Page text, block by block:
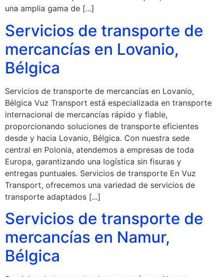
una amplia gama de [...]
Servicios de transporte de
mercancías en Lovanio,
Bélgica
Servicios de transporte de mercancías en Lovanio,
Bélgica Vuz Transport está especializada en transporte
internacional de mercancías rápido y fiable,
proporcionando soluciones de transporte eficientes
desde y hacia Lovanio, Bélgica. Con nuestra sede
central en Polonia, atendemos a empresas de toda
Europa, garantizando una logística sin fisuras y
entregas puntuales. Servicios de transporte En Vuz
Transport, ofrecemos una variedad de servicios de
transporte adaptados [...]
Servicios de transporte de
mercancías en Namur,
Bélgica